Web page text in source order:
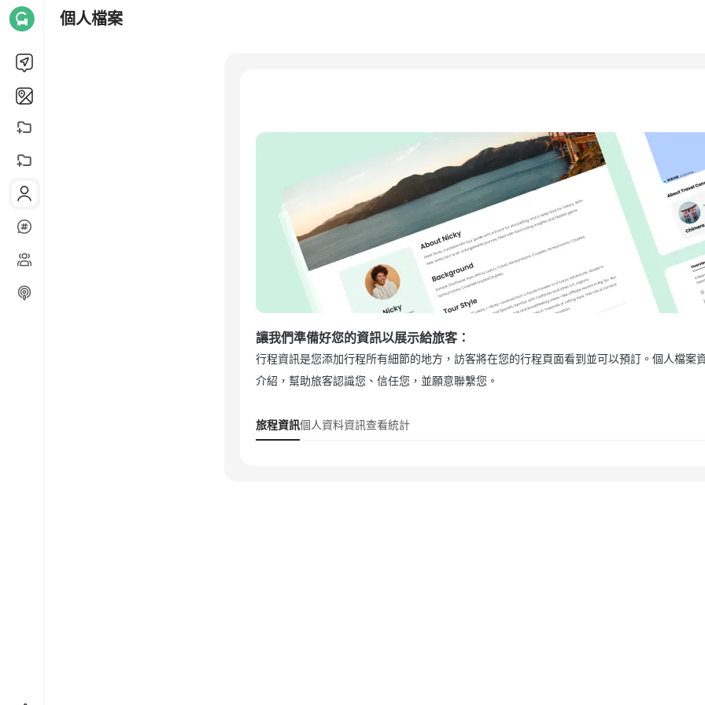
個人檔案
讓我們準備好您的資訊以展示給旅客：
行程資訊是您添加行程所有細節的地方，訪客將在您的行程頁面看到並可以預訂。個人檔案
介紹，幫助旅客認識您、信任您，並願意聯繫您。
旅程資訊個人資料資訊查看統計